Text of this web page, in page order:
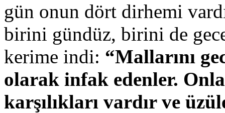
gün onun dört dirhemi
birini gündüz, birini de
kerime indi: “Mallarını
olarak infak edenler.
karşılıkları vardır ve